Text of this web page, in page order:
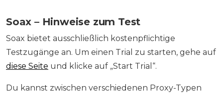
Soax – Hinweise zum Test
Soax bietet ausschließlich kostenpflichtige
Testzugänge an. Um einen Trial zu starten, gehe auf
diese Seite und klicke auf „Start Trial“.
Du kannst zwischen verschiedenen Proxy-Typen